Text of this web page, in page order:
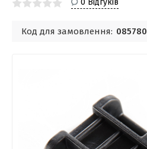
0 Відгуків
Код для замовлення: 085780